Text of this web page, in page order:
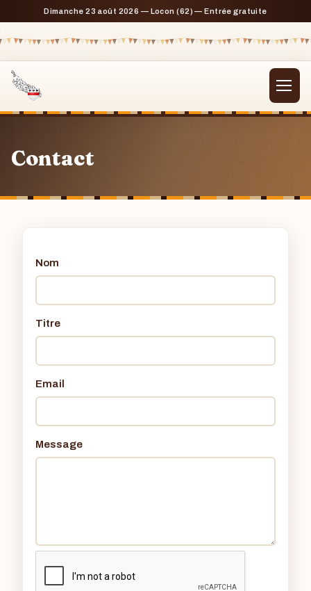
Dimanche 23 août 2026 — Locon (62) — Entrée gratuite
Contact
Nom
Titre
Email
Message